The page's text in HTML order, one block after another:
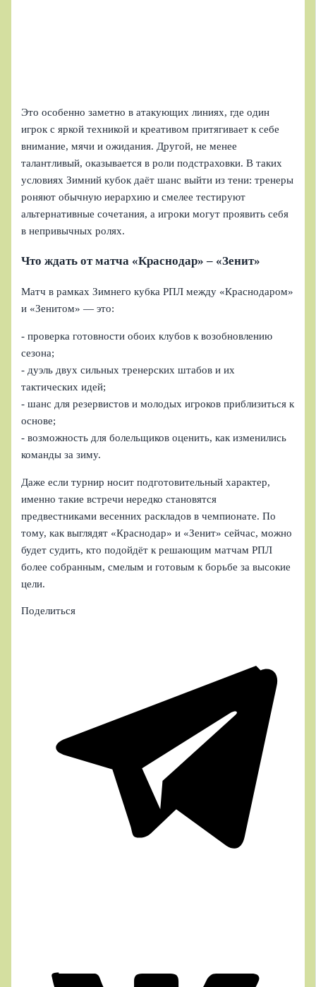
Это особенно заметно в атакующих линиях, где один
игрок с яркой техникой и креативом притягивает к себе
внимание, мячи и ожидания. Другой, не менее
талантливый, оказывается в роли подстраховки. В таких
условиях Зимний кубок даёт шанс выйти из тени: тренеры
роняют обычную иерархию и смелее тестируют
альтернативные сочетания, а игроки могут проявить себя
в непривычных ролях.
Что ждать от матча «Краснодар» – «Зенит»
Матч в рамках Зимнего кубка РПЛ между «Краснодаром»
и «Зенитом» — это:
- проверка готовности обоих клубов к возобновлению
сезона;
- дуэль двух сильных тренерских штабов и их
тактических идей;
- шанс для резервистов и молодых игроков приблизиться к
основе;
- возможность для болельщиков оценить, как изменились
команды за зиму.
Даже если турнир носит подготовительный характер,
именно такие встречи нередко становятся
предвестниками весенних раскладов в чемпионате. По
тому, как выглядят «Краснодар» и «Зенит» сейчас, можно
будет судить, кто подойдёт к решающим матчам РПЛ
более собранным, смелым и готовым к борьбе за высокие
цели.
Поделиться